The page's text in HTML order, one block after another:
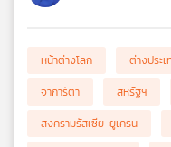
หน้าต่างโลก ต่างประเ
จาการ์ตา
สหรัฐฯ
สงครามรัสเซีย-ยูเครน